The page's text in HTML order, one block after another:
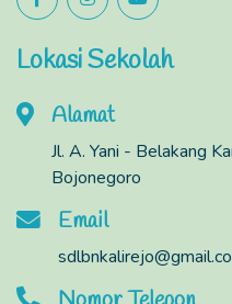
Lokasi Sekolah
Alamat
Jl. A. Yani - Belakang
Bojonegoro
Email